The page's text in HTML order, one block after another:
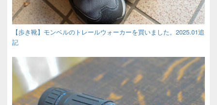
【歩き靴】モンベルのトレールウォーカーを買いました。2025.01追
記